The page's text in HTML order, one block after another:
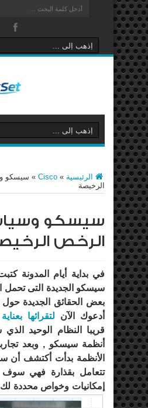
الرئيسية »
Cisco
» سيسكو
الرخيصة
سيسكو
الرخص
في بداية أيام المدونة
بعض الحقائق الجديدة حول
أدعوك الآن لتقرائها بعناية
قريبا النظام الوحيد
أنظمة سيسكو , وبعد
الأنظمة بدأت أكتشف أن
تتعامل بقذارة فهي سوف
إمكانيات وخواص محددة لك